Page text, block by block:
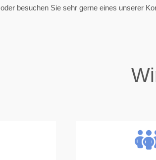
oder besuchen Sie sehr gerne eines unserer